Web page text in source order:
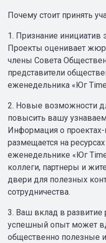
Почему стоит принять
1. Признание
Проекты оценивает
члены Совета
представители
еженедельника «Юг
2. Новые возможности
повысить вашу
Информация о проектах-
размещается на
еженедельнике «Юг
коллеги, партнеры и
двери для полезных
сотрудничества.
3. Ваш вклад в развитие
успешный опыт может
общественно полезные